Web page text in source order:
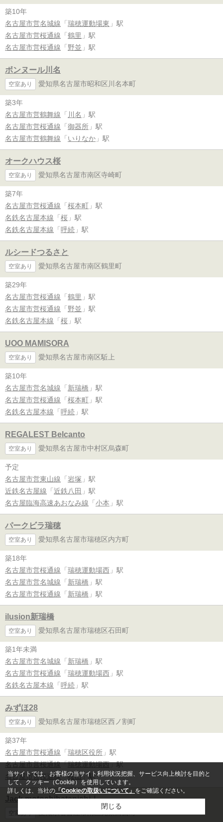
築10年
名古屋市営名城線 「 瑞穂運動場東 」駅
名古屋市営桜通線 「 鶴里 」駅
名古屋市営桜通線 「 野並 」駅
ボンヌール川名
空室あり 愛知県名古屋市昭和区川名本町
築3年
名古屋市営鶴舞線 「 川名 」駅
名古屋市営桜通線 「 御器所 」駅
名古屋市営鶴舞線 「 いりなか 」駅
オークハウス桜
空室あり 愛知県名古屋市南区寺崎町
築7年
名古屋市営桜通線 「 桜本町 」駅
名鉄名古屋本線 「 桜 」駅
名鉄名古屋本線 「 呼続 」駅
ルシードつるさと
空室あり 愛知県名古屋市南区鶴里町
築29年
名古屋市営桜通線 「 鶴里 」駅
名古屋市営桜通線 「 野並 」駅
名鉄名古屋本線 「 桜 」駅
UOO MAMISORA
空室あり 愛知県名古屋市南区駈上
築10年
名古屋市営名城線 「 新瑞橋 」駅
名古屋市営桜通線 「 桜本町 」駅
名鉄名古屋本線 「 呼続 」駅
REGALEST Belcanto
空室あり 愛知県名古屋市中村区烏森町
予定
名古屋市営東山線 「 岩塚 」駅
近鉄名古屋線 「 近鉄八田 」駅
名古屋臨海高速あおなみ線 「 小本 」駅
パークビラ瑞穂
空室あり 愛知県名古屋市瑞穂区内方町
築18年
名古屋市営桜通線 「 瑞穂運動場西 」駅
名古屋市営名城線 「 新瑞橋 」駅
名古屋市営桜通線 「 新瑞橋 」駅
ilusion新瑞橋
空室あり 愛知県名古屋市瑞穂区石田町
築1年未満
名古屋市営名城線 「 新瑞橋 」駅
名古屋市営桜通線 「 瑞穂運動場西 」駅
名鉄名古屋本線 「 呼続 」駅
みずほ28
空室あり 愛知県名古屋市瑞穂区西ノ割町
築37年
名古屋市営桜通線 「 瑞穂区役所 」駅
名古屋市営桜通線「瑞穂運動場西」駅
名古屋市営桜通線「桜山」駅
Jack motoshibatanishiⅠ
愛知県名古屋市南区元柴田西町
当サイトでは、お客様の当サイト利用状況把握、サービス向上検討を目的と
して、クッキー（Cookie）を使用しています。
詳しくは、当社の 「Cookieの取扱いについて」 をご確認ください。
閉じる